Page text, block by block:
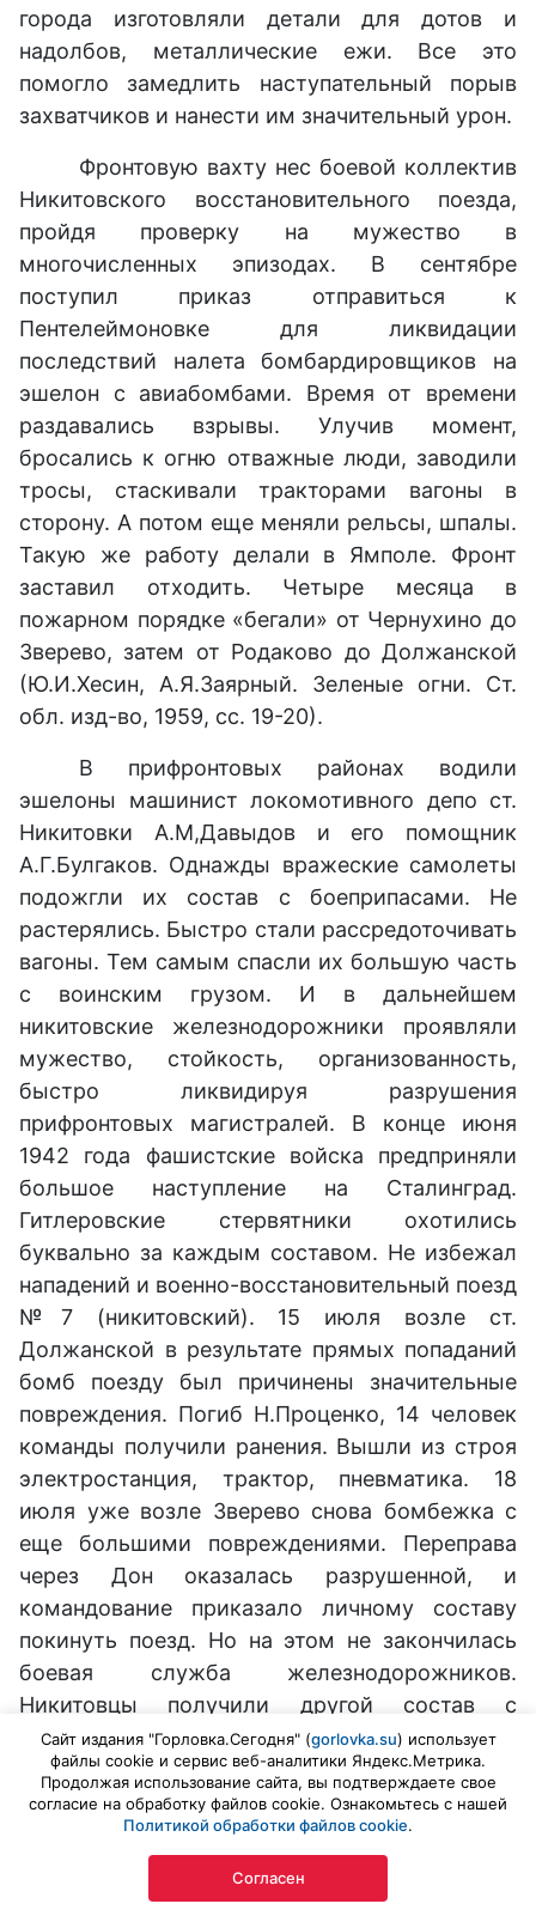
города изготовляли детали для дотов и
надолбов, металлические ежи. Все это
помогло замедлить наступательный порыв
захватчиков и нанести им значительный урон.
Фронтовую вахту нес боевой коллектив
Никитовского восстановительного поезда,
пройдя проверку на мужество в
многочисленных эпизодах. В сентябре
поступил приказ отправиться к
Пентелеймоновке для ликвидации
последствий налета бомбардировщиков на
эшелон с авиабомбами. Время от времени
раздавались взрывы. Улучив момент,
бросались к огню отважные люди, заводили
тросы, стаскивали тракторами вагоны в
сторону. А потом еще меняли рельсы, шпалы.
Такую же работу делали в Ямполе. Фронт
заставил отходить. Четыре месяца в
пожарном порядке «бегали» от Чернухино до
Зверево, затем от Родаково до Должанской
(Ю.И.Хесин, А.Я.Заярный. Зеленые огни. Ст.
обл. изд-во, 1959, сс. 19-20).
В прифронтовых районах водили
эшелоны машинист локомотивного депо ст.
Никитовки А.М,Давыдов и его помощник
А.Г.Булгаков. Однажды вражеские самолеты
подожгли их состав с боеприпасами. Не
растерялись. Быстро стали рассредоточивать
вагоны. Тем самым спасли их большую часть
с воинским грузом. И в дальнейшем
никитовские железнодорожники проявляли
мужество, стойкость, организованность,
быстро ликвидируя разрушения
прифронтовых магистралей. В конце июня
1942 года фашистские войска предприняли
большое наступление на Сталинград.
Гитлеровские стервятники охотились
буквально за каждым составом. Не избежал
нападений и военно-восстановительный поезд
№7 (никитовский). 15 июля возле ст.
Должанской в результате прямых попаданий
бомб поезду был причинены значительные
повреждения. Погиб Н.Проценко, 14 человек
команды получили ранения. Вышли из строя
электростанция, трактор, пневматика. 18
июля уже возле Зверево снова бомбежка с
еще большими повреждениями. Переправа
через Дон оказалась разрушенной, и
командование приказало личному составу
покинуть поезд. Но на этом не закончилась
боевая служба железнодорожников.
Никитовцы получили другой состав с
привычным седьмым номером и с теми же
заданиями. К новым подвигам повел его
прежний начальник А.И.Панков
1 сентября 1941 года начались занятия в
школах. Некоторые школьные здания к этому
Сайт издания "Горловка.Сегодня" (gorlovka.su) использует
файлы cookie и сервис веб-аналитики Яндекс.Метрика.
Продолжая использование сайта, вы подтверждаете свое
согласие на обработку файлов cookie. Ознакомьтесь с нашей
Политикой обработки файлов cookie.
Согласен